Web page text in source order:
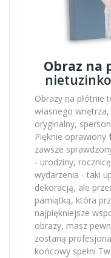
Obraz na
Obrazy na płótnie
własnego
oryginalny,
Pięknie oprawiony
zawsze
- urodziny,
wydarzenia - taki
dekoracją, ale
pamiątką, która
najpiękniejsze
obrazy, masz
zostaną
końcowy spełni